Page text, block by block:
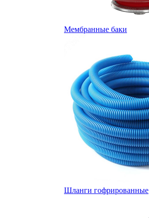
Мембранные баки
Шланги гофрированные